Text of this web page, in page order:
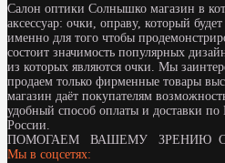
Салон оптики Солнышко магазин в
аксессуар: очки, оправу, который
именно для того чтобы
состоит значимость популярных
из которых являются очки. Мы
продаем только фирменные товары
магазин даёт покупателям
удобный способ оплаты и доставки
России.
ПОМОГАЕМ ВАШЕМУ ЗРЕНИЮ С
Мы в соцсетях: